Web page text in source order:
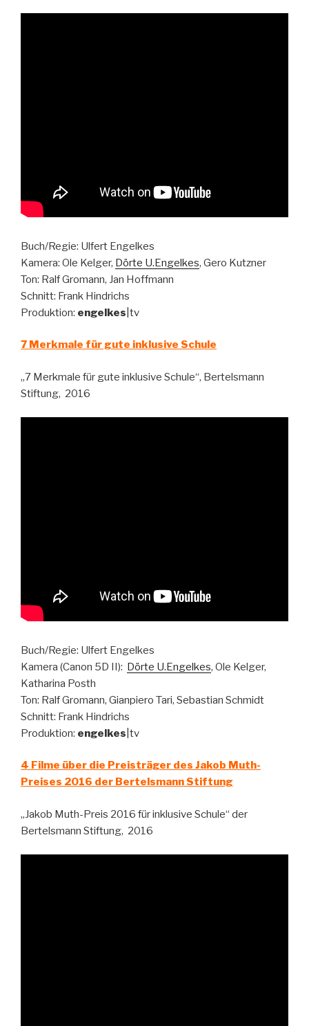
Buch/Regie: Ulfert Engelkes
Kamera: Ole Kelger, Dörte U.Engelkes, Gero Kutzner
Ton: Ralf Gromann, Jan Hoffmann
Schnitt: Frank Hindrichs
Produktion: engelkes |tv
7 Merkmale für gute inklusive Schule
„7 Merkmale für gute inklusive Schule“, Bertelsmann
Stiftung, 2016
Buch/Regie: Ulfert Engelkes
Kamera (Canon 5D II): Dörte U.Engelkes, Ole Kelger,
Katharina Posth
Ton: Ralf Gromann, Gianpiero Tari, Sebastian Schmidt
Schnitt: Frank Hindrichs
Produktion: engelkes |tv
4 Filme über die Preisträger des Jakob Muth-
Preises 2016 der Bertelsmann Stiftung
„Jakob Muth-Preis 2016 für inklusive Schule“ der
Bertelsmann Stiftung, 2016